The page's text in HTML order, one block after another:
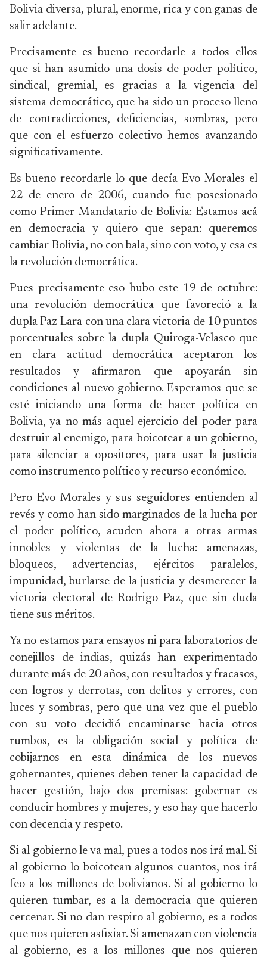
Bolivia diversa, plural, enorme, rica y con ganas de
salir adelante.
Precisamente es bueno recordarle a todos ellos
que si han asumido una dosis de poder político,
sindical, gremial, es gracias a la vigencia del
sistema democrático, que ha sido un proceso lleno
de contradicciones, deficiencias, sombras, pero
que con el esfuerzo colectivo hemos avanzando
significativamente.
Es bueno recordarle lo que decía Evo Morales el
22 de enero de 2006, cuando fue posesionado
como Primer Mandatario de Bolivia: Estamos acá
en democracia y quiero que sepan: queremos
cambiar Bolivia, no con bala, sino con voto, y esa es
la revolución democrática.
Pues precisamente eso hubo este 19 de octubre:
una revolución democrática que favoreció a la
dupla Paz-Lara con una clara victoria de 10 puntos
porcentuales sobre la dupla Quiroga-Velasco que
en clara actitud democrática aceptaron los
resultados y afirmaron que apoyarán sin
condiciones al nuevo gobierno. Esperamos que se
esté iniciando una forma de hacer política en
Bolivia, ya no más aquel ejercicio del poder para
destruir al enemigo, para boicotear a un gobierno,
para silenciar a opositores, para usar la justicia
como instrumento político y recurso económico.
Pero Evo Morales y sus seguidores entienden al
revés y como han sido marginados de la lucha por
el poder político, acuden ahora a otras armas
innobles y violentas de la lucha: amenazas,
bloqueos, advertencias, ejércitos paralelos,
impunidad, burlarse de la justicia y desmerecer la
victoria electoral de Rodrigo Paz, que sin duda
tiene sus méritos.
Ya no estamos para ensayos ni para laboratorios de
conejillos de indias, quizás han experimentado
durante más de 20 años, con resultados y fracasos,
con logros y derrotas, con delitos y errores, con
luces y sombras, pero que una vez que el pueblo
con su voto decidió encaminarse hacia otros
rumbos, es la obligación social y política de
cobijarnos en esta dinámica de los nuevos
gobernantes, quienes deben tener la capacidad de
hacer gestión, bajo dos premisas: gobernar es
conducir hombres y mujeres, y eso hay que hacerlo
con decencia y respeto.
Si al gobierno le va mal, pues a todos nos irá mal. Si
al gobierno lo boicotean algunos cuantos, nos irá
feo a los millones de bolivianos. Si al gobierno lo
quieren tumbar, es a la democracia que quieren
cercenar. Si no dan respiro al gobierno, es a todos
que nos quieren asfixiar. Si amenazan con violencia
al gobierno, es a los millones que nos quieren